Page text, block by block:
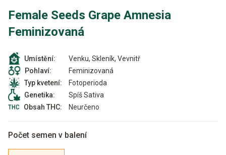
Female Seeds Grape Amnesia
Feminizovaná
Umístění:
Venku, Skleník, Vevnitř
Pohlaví:
Feminizovaná
Typ kvetení:
Fotoperioda
Genetika:
Spíš Sativa
Obsah THC:
Neurčeno
Počet semen v balení